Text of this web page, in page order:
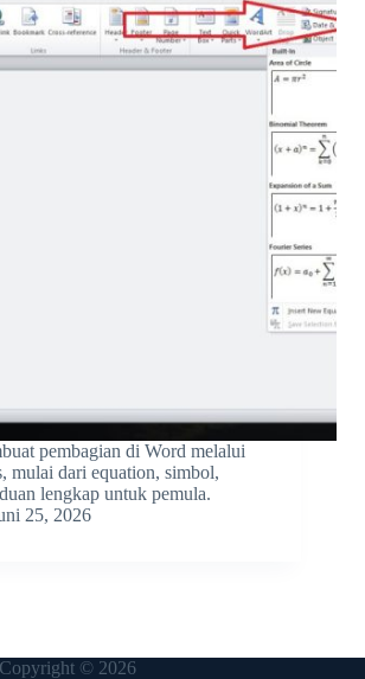
pembagian di Word melalui
mulai dari equation, simbol,
lengkap untuk pemula.
25, 2026
Copyright © 2026